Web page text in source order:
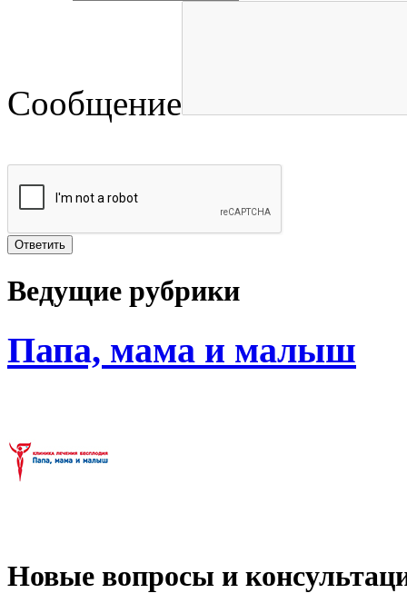
Сообщение
Ведущие рубрики
Папа, мама и малыш
Новые вопросы и